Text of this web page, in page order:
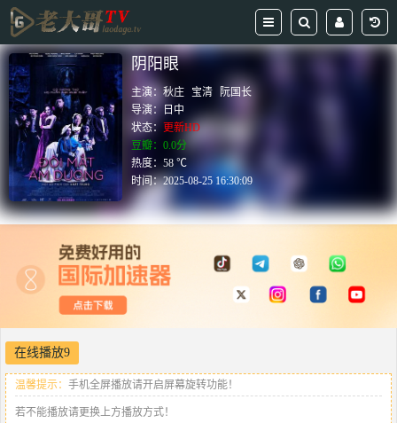
阴阳眼
主演：秋庄 宝清
阮国长
导演：
日中
状态： 更新HD
豆瓣：0.0分
热度：58 ℃
时间：2025-08-25 16:30:09
在线播放9
温馨提示： 手机全屏播放请开启屏幕旋转功能！
若不能播放请更换上方播放方式！